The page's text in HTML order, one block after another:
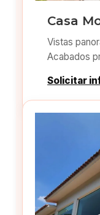
Casa
Vistas
Acabados
Solicitar